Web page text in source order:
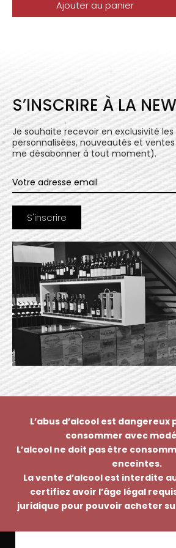
Ajouter au panier
S’INSCRIRE À LA
Je souhaite recevoir en exclusivité
personnalisées, nouveautés et
me désabonner à tout moment).
L’abus d’alcool est dangereux
consommer avec
L’alcool ne doit pas être
enceintes.
La vente d’alcool est interdite
certifiez avoir l’âge légal
juridique pour pouvoir acheter